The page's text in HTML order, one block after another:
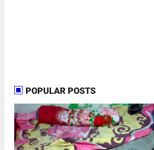
POPULAR POSTS